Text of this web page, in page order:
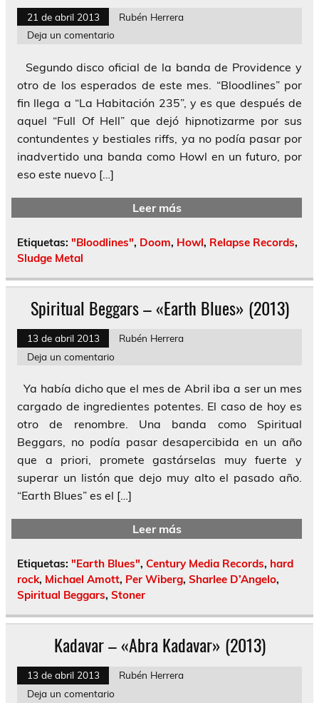
21 de abril 2013
Rubén Herrera
Deja un comentario
Segundo disco oficial de la banda de Providence y
otro de los esperados de este mes. “Bloodlines” por
fin llega a “La Habitación 235”, y es que después de
aquel “Full Of Hell” que dejó hipnotizarme por sus
contundentes y bestiales riffs, ya no podía pasar por
inadvertido una banda como Howl en un futuro, por
eso este nuevo […]
Leer más
Etiquetas: "Bloodlines", Doom, Howl, Relapse Records,
Sludge Metal
Spiritual Beggars – «Earth Blues» (2013)
13 de abril 2013
Rubén Herrera
Deja un comentario
Ya había dicho que el mes de Abril iba a ser un mes
cargado de ingredientes potentes. El caso de hoy es
otro de renombre. Una banda como Spiritual
Beggars, no podía pasar desapercibida en un año
que a priori, promete gastárselas muy fuerte y
superar un listón que dejo muy alto el pasado año.
“Earth Blues” es el […]
Leer más
Etiquetas: "Earth Blues", Century Media Records, hard
rock, Michael Amott, Per Wiberg, Sharlee D’Angelo,
Spiritual Beggars, Stoner
Kadavar – «Abra Kadavar» (2013)
13 de abril 2013
Rubén Herrera
Deja un comentario